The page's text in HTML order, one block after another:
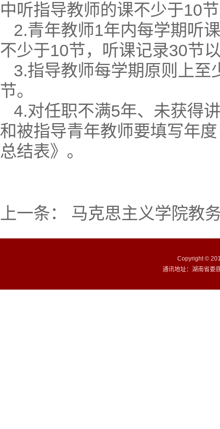
中听指导教师的课不少于10
2.青年教师1年内每学期听
不少于10节，听课记录30节
3.指导教师每学期原则上至
节。
4.对任职不满5年、未获得
和被指导青年教师要填写年
总结表》。
上一条： 马克思主义学院教
Copyright ©
通讯地址：湖南省娄